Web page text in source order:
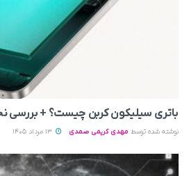
باتری سیلیکون کربن چیست؟ + بررسی
نوشته شده توسط مهدی کریمی صمدی